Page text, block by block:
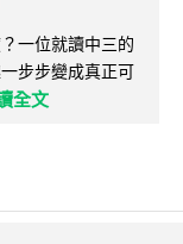
一位就讀中三的
步步變成真正可
全文